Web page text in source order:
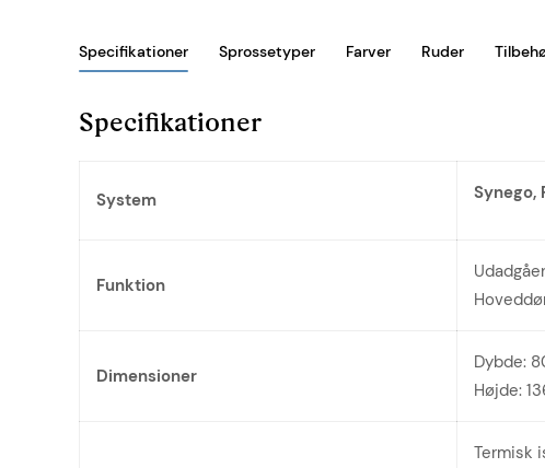
Specifikationer Sprossetyper Farver Ruder
Specifikationer
System Synego,
Funktion
Dimensioner
Dybde:
Højde:
Termisk